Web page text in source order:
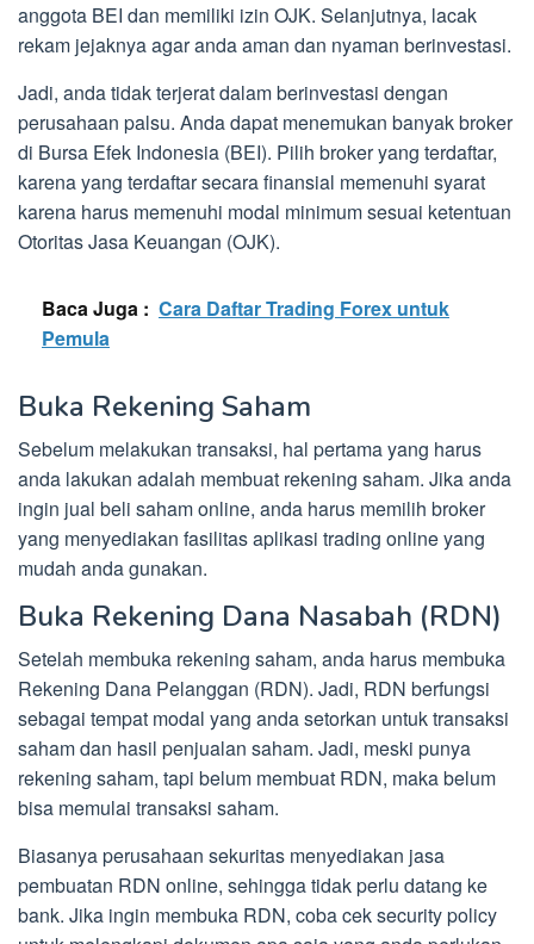
anggota BEI dan memiliki izin OJK. Selanjutnya, lacak
rekam jejaknya agar anda aman dan nyaman berinvestasi.
Jadi, anda tidak terjerat dalam berinvestasi dengan
perusahaan palsu. Anda dapat menemukan banyak broker
di Bursa Efek Indonesia (BEI). Pilih broker yang terdaftar,
karena yang terdaftar secara finansial memenuhi syarat
karena harus memenuhi modal minimum sesuai ketentuan
Otoritas Jasa Keuangan (OJK).
Baca Juga : Cara Daftar Trading Forex untuk
Pemula
Buka Rekening Saham
Sebelum melakukan transaksi, hal pertama yang harus
anda lakukan adalah membuat rekening saham. Jika anda
ingin jual beli saham online, anda harus memilih broker
yang menyediakan fasilitas aplikasi trading online yang
mudah anda gunakan.
Buka Rekening Dana Nasabah (RDN)
Setelah membuka rekening saham, anda harus membuka
Rekening Dana Pelanggan (RDN). Jadi, RDN berfungsi
sebagai tempat modal yang anda setorkan untuk transaksi
saham dan hasil penjualan saham. Jadi, meski punya
rekening saham, tapi belum membuat RDN, maka belum
bisa memulai transaksi saham.
Biasanya perusahaan sekuritas menyediakan jasa
pembuatan RDN online, sehingga tidak perlu datang ke
bank. Jika ingin membuka RDN, coba cek security policy